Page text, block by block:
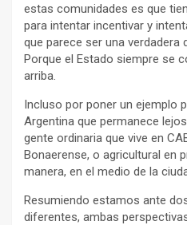
estas comunidades es que
para intentar incentivar y
que parece ser una verdadera
Porque el Estado siempre se
arriba.
Incluso por poner un ejemplo
Argentina que permanece
gente ordinaria que vive en
Bonaerense, o agricultural en
manera, en el medio de la
Resumiendo estamos ante
diferentes, ambas